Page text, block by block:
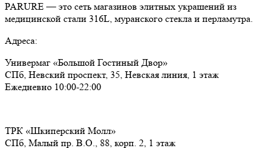
PARURE— это сеть магазинов элитных украшений из
медицинской стали 316L, муранского стекла и перламутра.
Адреса:
Универмаг «Большой Гостиный Двор»
СПб, Невский проспект, 35, Невская линия, 1 этаж
Ежедневно 10:00-22:00
ТРК «Шкиперский Молл»
СПб, Малый пр. В.О., 88, корп. 2, 1 этаж